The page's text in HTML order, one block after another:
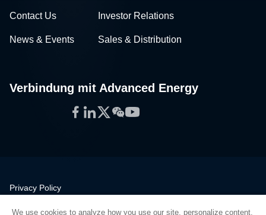
Contact Us Investor Relations
News & Events Sales & Distribution
Verbindung mit Advanced Energy
Facebook
LinkedIn
Twitter
WeChat
YouTube
Privacy Policy
We use cookies to analyze how you use our site, personalize content,